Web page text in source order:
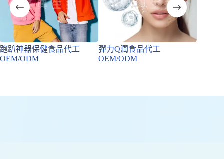
跑趴神器保健食品代工
OEM/ODM
彈力Q潤食品代工
OEM/ODM